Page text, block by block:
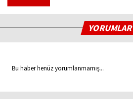
YORUMLAR
Bu haber henüz yorumlanmamış...